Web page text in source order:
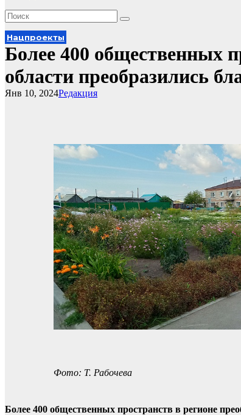
Нацпроекты
Более 400 общественных
области преобразились
Редакция
Янв 10, 2024
Фото: Т. Рабочева
Более 400 общественных пространств в регионе